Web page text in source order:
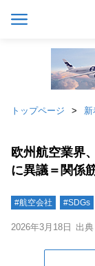
トップページ 新
欧州航空業界
に異議＝関係
#航空会社 #SDGs
2026年3月18日 出